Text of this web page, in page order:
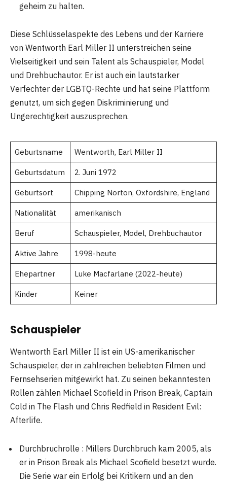
geheim zu halten.
Diese Schlüsselaspekte des Lebens und der Karriere
von Wentworth Earl Miller II unterstreichen seine
Vielseitigkeit und sein Talent als Schauspieler, Model
und Drehbuchautor. Er ist auch ein lautstarker
Verfechter der LGBTQ-Rechte und hat seine Plattform
genutzt, um sich gegen Diskriminierung und
Ungerechtigkeit auszusprechen.
Geburtsname Wentworth, Earl Miller II
Geburtsdatum 2. Juni 1972
Geburtsort Chipping Norton, Oxfordshire, England
Nationalität amerikanisch
Beruf Schauspieler, Model, Drehbuchautor
Aktive Jahre 1998-heute
Ehepartner Luke Macfarlane (2022-heute)
Kinder Keiner
Schauspieler
Wentworth Earl Miller II ist ein US-amerikanischer
Schauspieler, der in zahlreichen beliebten Filmen und
Fernsehserien mitgewirkt hat. Zu seinen bekanntesten
Rollen zählen Michael Scofield in Prison Break, Captain
Cold in The Flash und Chris Redfield in Resident Evil:
Afterlife.
Durchbruchrolle : Millers Durchbruch kam 2005, als
er in Prison Break als Michael Scofield besetzt wurde.
Die Serie war ein Erfolg bei Kritikern und an den